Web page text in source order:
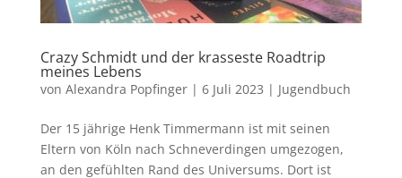
Crazy Schmidt und der krasseste Roadtrip
meines Lebens
von Alexandra Popfinger| 6 Juli 2023 | Jugendbuch
Der 15 jährige Henk Timmermann ist mit seinen
Eltern von Köln nach Schneverdingen umgezogen,
an den gefühlten Rand des Universums. Dort ist